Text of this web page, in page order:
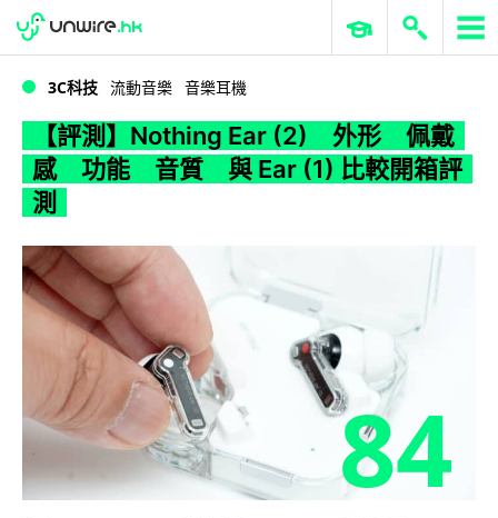
WWDC 2026 ERP 與商業 AI
3C科技 流動音樂 音樂耳機
【評測】Nothing Ear (2) 外形 佩戴
感 功能 音質 與 Ear (1) 比較開箱評
測
84